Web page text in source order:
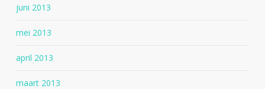
juni 2013
mei 2013
april 2013
maart 2013